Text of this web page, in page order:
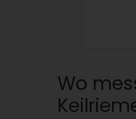
Wo